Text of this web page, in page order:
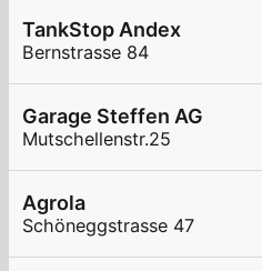
TankStop Andex
Bernstrasse 84
Garage Steffen AG
Mutschellenstr.25
Agrola
Schöneggstrasse 47